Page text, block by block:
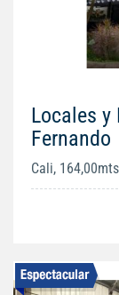
Locales y
Fernando
Cali,